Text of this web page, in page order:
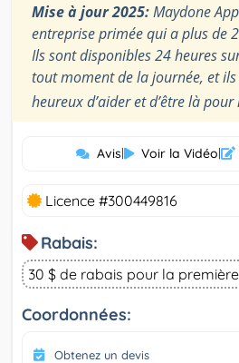
Mise à jour 2025:Maydone
entreprise primée qui a plus de
Ils sont disponibles 24 heures
tout moment de la journée, et
heureux d’aider et d’être là
Avis| Voir la Vidéo|
Licence #300449816
Rabais:
30 $ de rabais pour la
Coordonnées:
Obtenez un devis